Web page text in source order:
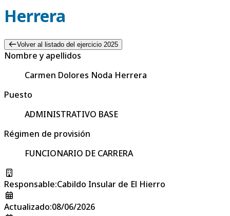
Herrera
Volver al listado del ejercicio 2025
Nombre y apellidos
Carmen Dolores Noda Herrera
Puesto
ADMINISTRATIVO BASE
Régimen de provisión
FUNCIONARIO DE CARRERA
Responsable:Cabildo Insular de El Hierro
Actualizado:08/06/2026